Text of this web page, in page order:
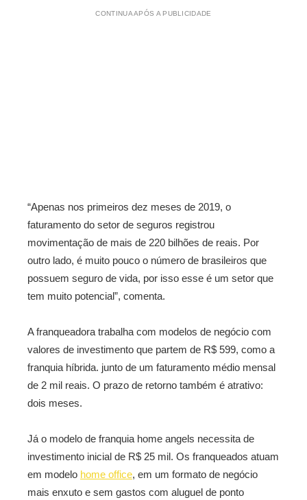
CONTINUA APÓS A PUBLICIDADE
“Apenas nos primeiros dez meses de 2019, o
faturamento do setor de seguros registrou
movimentação de mais de 220 bilhões de reais. Por
outro lado, é muito pouco o número de brasileiros que
possuem seguro de vida, por isso esse é um setor que
tem muito potencial”, comenta.
A franqueadora trabalha com modelos de negócio com
valores de investimento que partem de R$ 599, como a
franquia híbrida. junto de um faturamento médio mensal
de 2 mil reais. O prazo de retorno também é atrativo:
dois meses.
Já o modelo de franquia home angels necessita de
investimento inicial de R$ 25 mil. Os franqueados atuam
em modelo home office, em um formato de negócio
mais enxuto e sem gastos com aluguel de ponto